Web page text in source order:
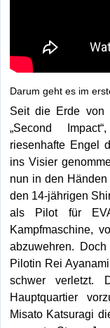
Darum geht es im
Seit die Erde von
„Second
riesenhafte Engel
ins Visier
nun in den
den 14-jährigen
als Pilot für
Kampfmaschine,
abzuwehren.
Pilotin Rei
schwer verletzt.
Hauptquartier
Misato Katsuragi